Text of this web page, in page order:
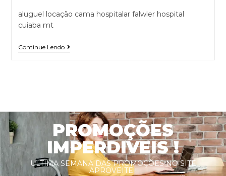
aluguel locação cama hospitalar falwler hospital
cuiaba mt
Continue Lendo
PROMOÇÕES
IMPERDIVEIS !
ULTIMA SEMANA DAS PROMOÇÕES NO SITE
APROVEITE !